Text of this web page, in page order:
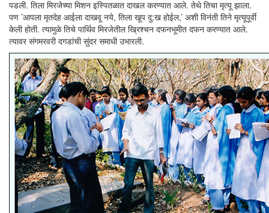
पडली. तिला मिरजेच्या मिशन इस्पितळात दाखल करण्यात आले. तेथे तिचा मृत्यू झाला.
पण ’आपला मृतदेह आईला दाखवू नये, तिला खूप दु:ख होईल,’ अशी विनंती तिने मृत्यूपूर्वी
केली होती. त्यामुळे तिचे पार्थिव मिरजेतील ख्रिश्चन दफनभूमीत दफन करण्यात आले.
त्यावर संगमरवरी दगडांची सुंदर समाधी उभारली.